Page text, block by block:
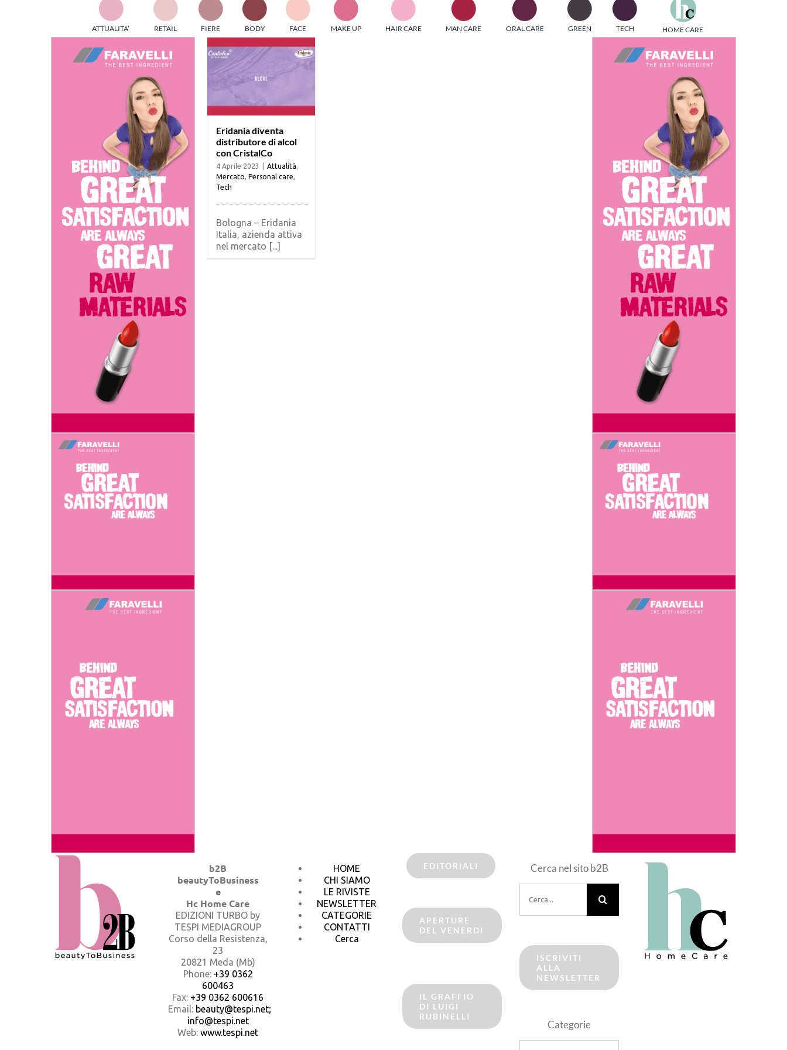
TESPI MEDIAGROUP racchiude un pool di società di comunicazione
ed editrici specializzate nell’informazione b2b. Edizioni Turbo, in
particolare, attraverso numerose riviste verticali, fornisce strumenti di
informazione che coinvolgono gli attori nei settori beauty, food,
technology, entertainment e sport.
ATTUALITA’ RETAIL FIERE BODY FACE MAKE UP HAIR CARE MAN CARE ORAL CARE GREEN TECH HOME CARE
distributore di alcol
Eridania diventa
distributore di alcol
con CristalCo
4 Aprile 2023 Attualità
Mercato Personal care
Tech
Bologna – Eridania
Italia, azienda attiva
nel mercato [...]
b2B
beautyToBusiness
e
Hc Home Care
EDIZIONI TURBO by
TESPI MEDIAGROUP
Corso della Resistenza,
23
20821 Meda (Mb)
Phone: +39 0362
600463
Fax: +39 0362 600616
Email: beauty@tespi.net;
info@tespi.net
Web: www.tespi.net
HOME
CHI SIAMO
LE RIVISTE
NEWSLETTER
CATEGORIE
CONTATTI
Cerca
EDITORIALI
APERTURE
DEL VENERDI
IL GRAFFIO
DI LUIGI
RUBINELLI
Cerca nel sito b2B
per:
ISCRIVITI
ALLA
NEWSLETTER
Categorie